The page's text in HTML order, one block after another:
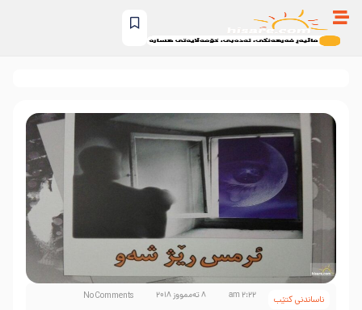
ناساندنی کتێب 2:22 am 8 تەممووز 2018 No Comments